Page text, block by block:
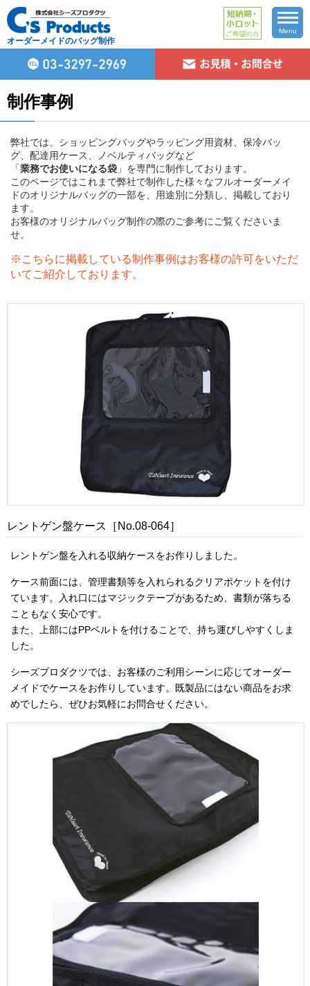
オーダーメイドのバッグ制作
Menu
制作事例
弊社では、ショッピングバッグやラッピング用資材、保冷バッ
グ、配達用ケース、ノベルティバッグなど
「業務でお使いになる袋 」を専門に制作しております。
このページではこれまで弊社で制作した様々なフルオーダーメイ
ドのオリジナルバッグの一部を、用途別に分類し、掲載しており
ます。
お客様のオリジナルバッグ制作の際のご参考にご覧くださいま
せ。
※こちらに掲載している制作事例はお客様の許可をいただ
いてご紹介しております。
レントゲン盤ケース［No.08-064］
レントゲン盤を入れる収納ケースをお作りしました。
ケース前面には、管理書類等を入れられるクリアポケットを付け
ています。入れ口にはマジックテープがあるため、書類が落ちる
こともなく安心です。
また、上部にはPPベルトを付けることで、持ち運びしやすくしま
した。
シーズプロダクツでは、お客様のご利用シーンに応じてオーダー
メイドでケースをお作りしています。既製品にはない商品をお求
めでしたら、ぜひお気軽にお問合せください。